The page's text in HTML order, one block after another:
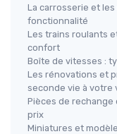
La carrosserie et
fonctionnalité
Les trains roulants
confort
Boîte de vitesses :
Les rénovations et
seconde vie à votre
Pièces de rechange
prix
Miniatures et